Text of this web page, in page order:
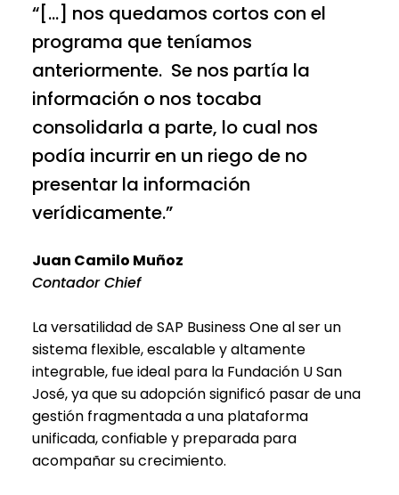
“[…] nos quedamos cortos con el
programa que teníamos
anteriormente. Se nos partía la
información o nos tocaba
consolidarla a parte, lo cual nos
podía incurrir en un riego de no
presentar la información
verídicamente.”
Juan Camilo Muñoz
Contador Chief
La versatilidad de SAP Business One al ser un
sistema flexible, escalable y altamente
integrable, fue ideal para la Fundación U San
José, ya que su adopción significó pasar de una
gestión fragmentada a una plataforma
unificada, confiable y preparada para
acompañar su crecimiento.